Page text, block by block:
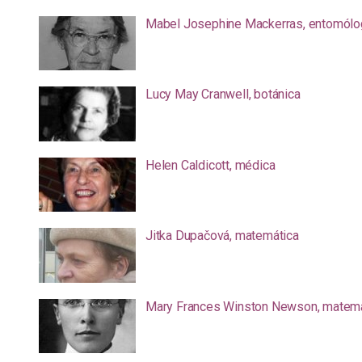
Mabel Josephine Mackerras,
Lucy May Cranwell, botánica
Helen Caldicott, médica
Jitka Dupačová, matemática
Mary Frances Winston Newson,